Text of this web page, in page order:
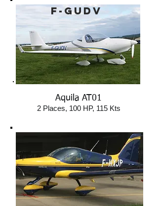
F-GUDV
Aquila AT01
2 Places, 100 HP, 115 Kts